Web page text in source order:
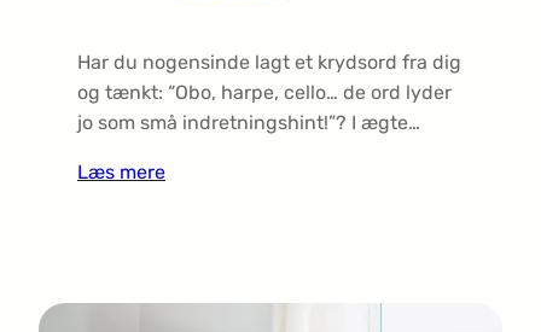
Har du nogensinde lagt et krydsord fra dig
og tænkt: “Obo, harpe, cello… de ord lyder
jo som små indretnings­hint!”? I ægte…
Læs mere